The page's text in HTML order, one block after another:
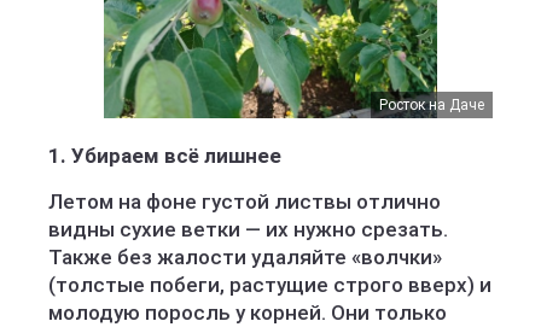
Росток на Даче
1. Убираем всё лишнее
Летом на фоне густой листвы отлично
видны сухие ветки — их нужно срезать.
Также без жалости удаляйте «волчки»
(толстые побеги, растущие строго вверх) и
молодую поросль у корней. Они только